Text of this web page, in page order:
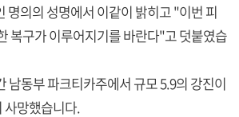
명의의 성명에서 이같이 밝히고 "이번 피
복구가 이루어지기를 바란다"고 덧붙였습
남동부 파크티카주에서 규모 5.9의 강진이
사망했습니다.